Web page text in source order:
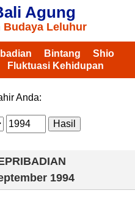
Agung
Budaya Leluhur
Bintang
Shio
Fluktuasi Kehidupan
Anda:
1994